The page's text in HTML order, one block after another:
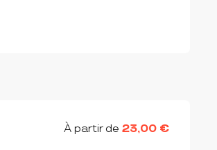
À partir de23,00 €